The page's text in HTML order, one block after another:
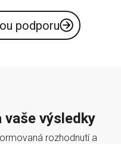
podporu
vaše výsledky
rozhodnutí a